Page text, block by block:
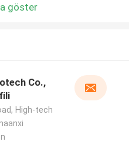
göster
Co.,
High-tech